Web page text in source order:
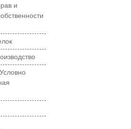
и